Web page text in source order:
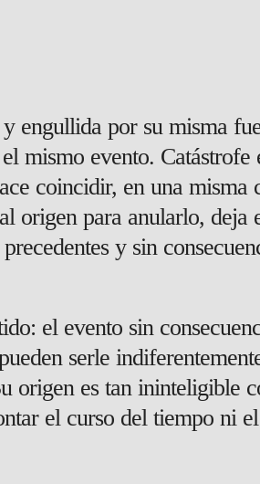
engullida por su misma
mismo evento. Catástrofe
coincidir, en una misma
origen para anularlo, deja
precedentes y sin
el evento sin
serle
origen es tan ininteligible
el curso del tiempo ni